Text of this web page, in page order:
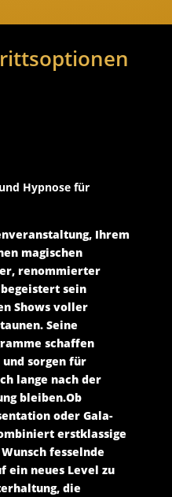
und Hypnose für
Ihrem
magischen
renommierter
sein
Shows voller
Seine
schaffen
sorgen für
lange nach der
bleiben.Ob
oder Gala-
erstklassige
fesselnde
ein neues Level zu
die